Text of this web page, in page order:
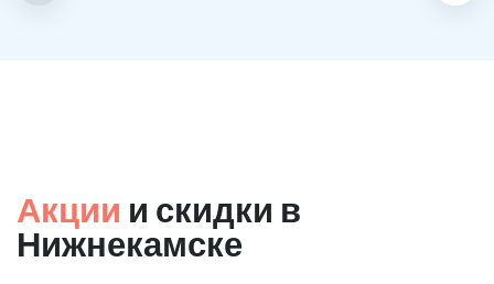
Акции и скидки в
Нижнекамске